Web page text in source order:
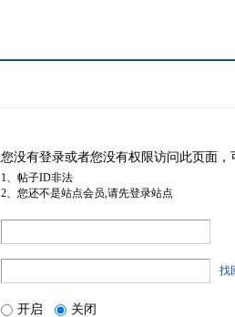
您没有登录或者您没有权限访问此页面
1、帖子ID非法
2、您还不是站点会员,请先登录站点
找
开启 关闭